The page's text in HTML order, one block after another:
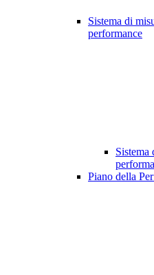
Sistema di
performance
Sistema
Piano della